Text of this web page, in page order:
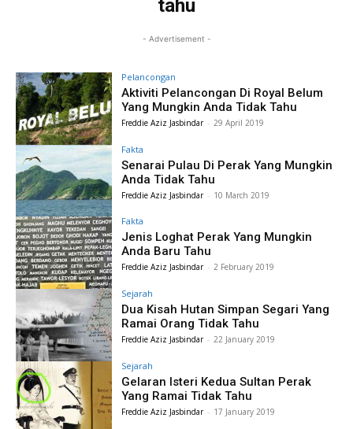
tahu
- Advertisement -
Pelancongan
Aktiviti Pelancongan Di Royal Belum
Yang Mungkin Anda Tidak Tahu
Freddie Aziz Jasbindar - 29 April 2019
Fakta
Senarai Pulau Di Perak Yang Mungkin
Anda Tidak Tahu
Freddie Aziz Jasbindar - 10 March 2019
Fakta
Jenis Loghat Perak Yang Mungkin
Anda Baru Tahu
Freddie Aziz Jasbindar - 2 February 2019
Sejarah
Dua Kisah Hutan Simpan Segari Yang
Ramai Orang Tidak Tahu
Freddie Aziz Jasbindar - 22 January 2019
Sejarah
Gelaran Isteri Kedua Sultan Perak
Yang Ramai Tidak Tahu
Freddie Aziz Jasbindar - 17 January 2019